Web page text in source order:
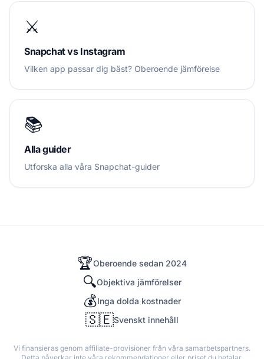
⚔️
Snapchat vs Instagram
Vilken app passar dig bäst? Oberoende jämförelse
📚
Alla guider
Utforska alla våra Snapchat-guider
🏆Oberoende sedan 2024
🔍Objektiva jämförelser
💰Inga dolda kostnader
🇸🇪Svenskt innehåll
Vi finansieras genom affiliate-provisioner från våra samarbetspartners.
Detta påverkar inte våra rekommendationer eller priset du betalar.